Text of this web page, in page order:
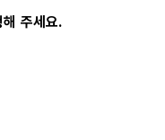
주세요.